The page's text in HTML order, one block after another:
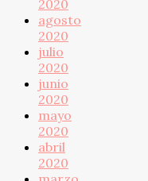
2020
agosto
2020
julio
2020
junio
2020
mayo
2020
abril
2020